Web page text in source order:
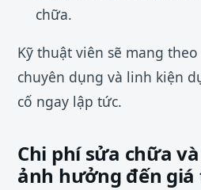
chữa.
Kỹ thuật viên sẽ mang
chuyên dụng và linh kiện
cố ngay lập tức.
Chi phí sửa chữa
ảnh hưởng đến